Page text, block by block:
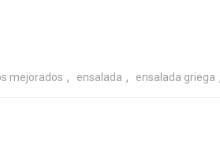
mejorados , ensalada , ensalada griega ,